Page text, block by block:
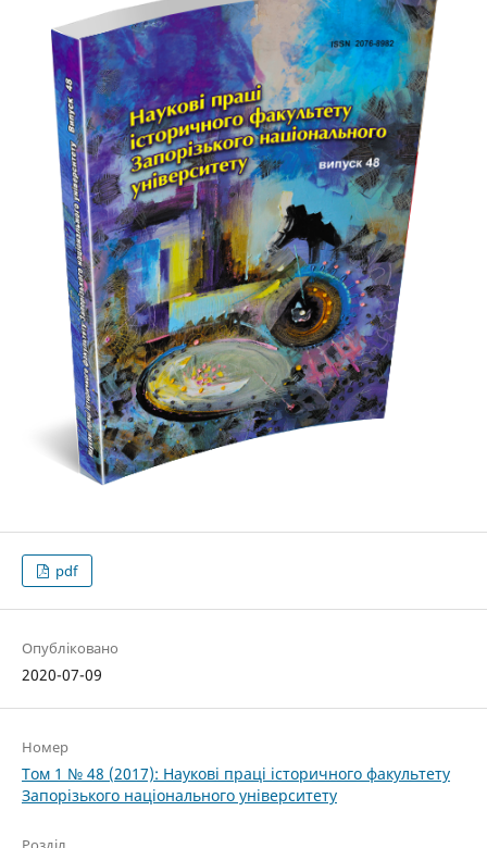
pdf
Опубліковано
2020-07-09
Номер
Том 1 № 48 (2017): Наукові праці історичного факультету
Запорізького національного університету